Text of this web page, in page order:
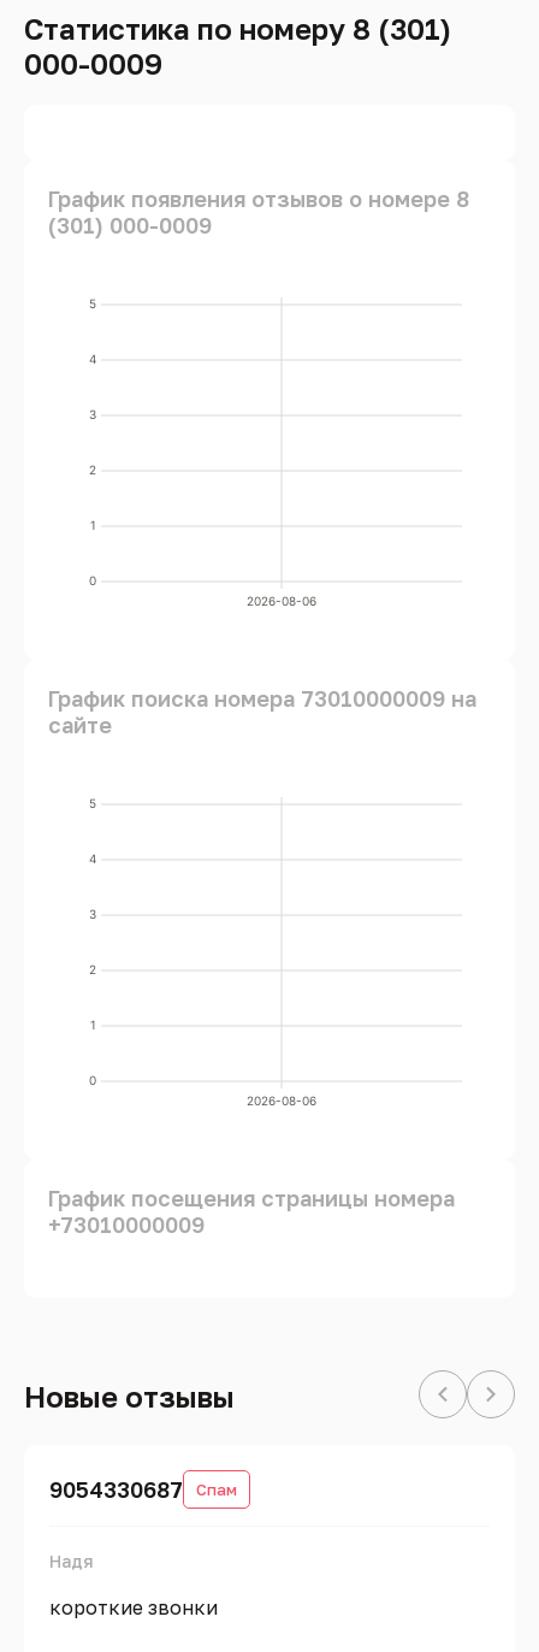
Статистика по номеру 8 (301)
000-0009
График появления отзывов о номере 8
(301) 000-0009
0
1
2
3
4
5
2026-08-06
График поиска номера 73010000009 на
сайте
0
1
2
3
4
5
2026-08-06
График посещения страницы номера
+73010000009
Новые отзывы
9054330687 Спам
Надя
короткие звонки